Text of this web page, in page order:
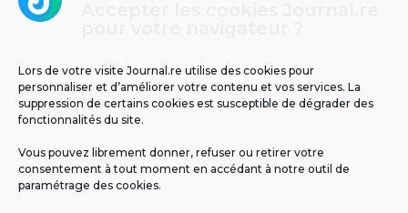
Lors de votre visite Journal.re utilise des cookies pour
personnaliser et d’améliorer votre contenu et vos services. La
suppression de certains cookies est susceptible de dégrader des
fonctionnalités du site.
Vous pouvez librement donner, refuser ou retirer votre
consentement à tout moment en accédant à notre outil de
paramétrage des cookies.